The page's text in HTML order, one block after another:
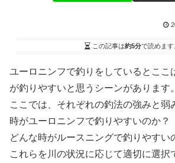
この記事は約5分で読めます
ユーロニンフで釣りをしているとここ
が釣りやすいと思うシーンがあります。
ここでは、それぞれの釣法の強みと弱
時がユーロニンフで釣りやすいのか？
どんな時がルースニングで釣りやすい
これらを川の状況に応じて適切に選択